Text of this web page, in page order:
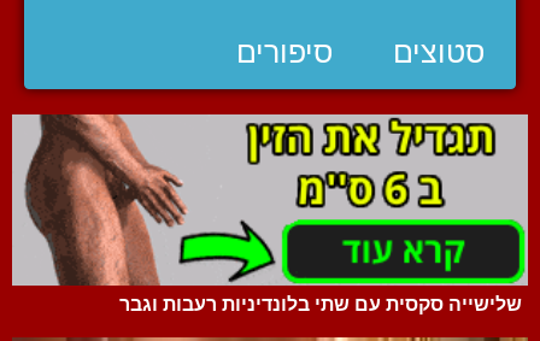
סטוצים סיפורים
שלישייה סקסית עם שתי בלונדיניות רעבות וגבר